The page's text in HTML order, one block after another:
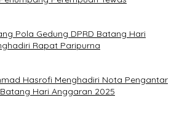
Pola Gedung DPRD Batang Hari
Rapat Paripurna
Hasrofi Menghadiri Nota Pengantar
Hari Anggaran 2025